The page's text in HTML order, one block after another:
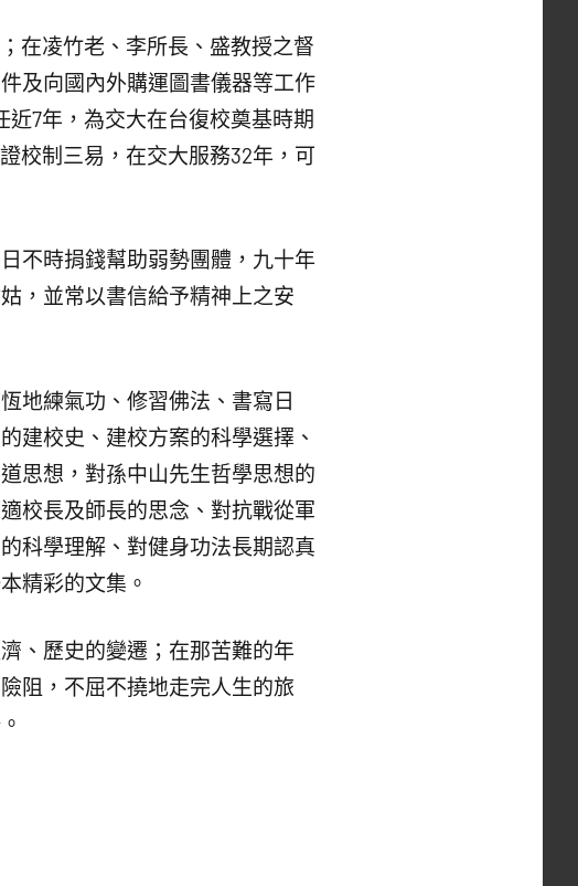
在凌竹老、李所長、盛教授之督
及向國內外購運圖書儀器等工作
7年，為交大在台復校奠基時期
校制三易，在交大服務32年，可
不時捐錢幫助弱勢團體，九十年
，並常以書信給予精神上之安
練氣功、修習佛法、書寫日
建校史、建校方案的科學選擇、
思想，對孫中山先生哲學思想的
校長及師長的思念、對抗戰從軍
科學理解、對健身功法長期認真
精彩的文集。
、歷史的變遷；在那苦難的年
阻，不屈不撓地走完人生的旅